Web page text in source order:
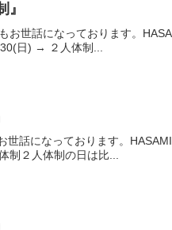
』
お世話になっております。
日) → ２人体制...
世話になっております。
２人体制の日は比...